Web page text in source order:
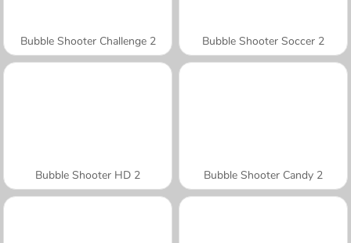
Bubble Shooter Challenge 2 Bubble Shooter Soccer 2
Bubble Shooter HD 2 Bubble Shooter Candy 2